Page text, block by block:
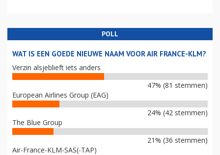
POLL
WAT IS EEN GOEDE NIEUWE NAAM VOOR AIR FRANCE-KLM?
Verzin alsjeblieft iets anders
47% (81 stemmen)
European Airlines Group (EAG)
24% (42 stemmen)
The Blue Group
21% (36 stemmen)
Air-France-KLM-SAS(-TAP)